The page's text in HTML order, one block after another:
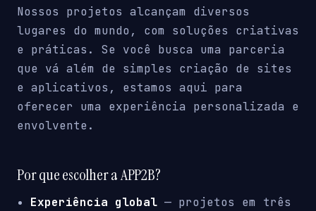
Nossos projetos alcançam diversos
lugares do mundo, com soluções criativas
e práticas. Se você busca uma parceria
que vá além de simples criação de sites
e aplicativos, estamos aqui para
oferecer uma experiência personalizada e
envolvente.
Por que escolher a APP2B?
Experiência global — projetos em três